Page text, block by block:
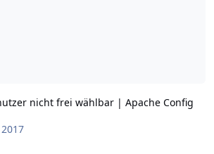
nicht frei wählbar | Apache Config